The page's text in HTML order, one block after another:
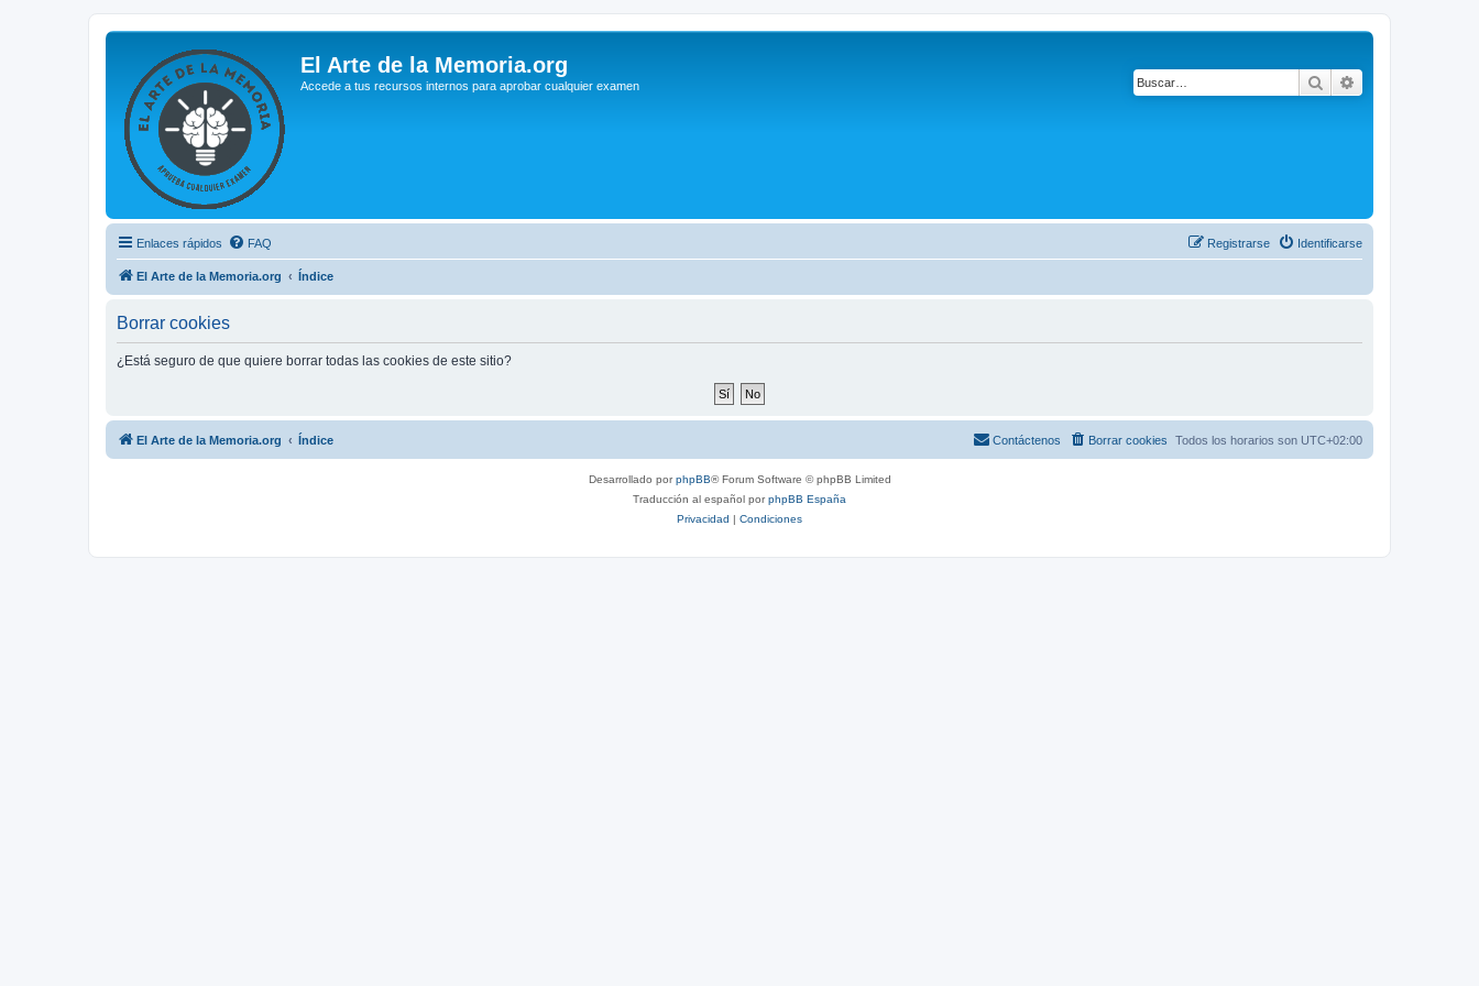
El Arte de la Memoria.org
Accede a tus recursos internos para aprobar cualquier examen Buscar
Enlaces rápidos FAQ Identificarse
Registrarse
El Arte de la Memoria.org Índice
Borrar cookies
¿Está seguro de que quiere borrar todas las cookies de este sitio?
El Arte de la Memoria.org Índice Todos los horarios son UTC+02:00
Borrar cookies
Contáctenos
Desarrollado porphpBB® Forum Software © phpBB Limited
Traducción al español porphpBB España
Privacidad | Condiciones